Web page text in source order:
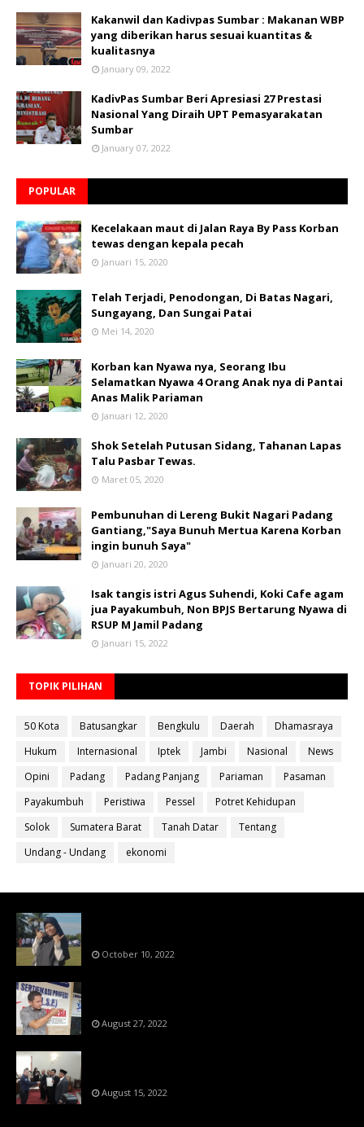
Kakanwil dan Kadivpas Sumbar : Makanan WBP
yang diberikan harus sesuai kuantitas &
kualitasnya
January 09, 2022
KadivPas Sumbar Beri Apresiasi 27 Prestasi
Nasional Yang Diraih UPT Pemasyarakatan
Sumbar
January 07, 2022
POPULAR
Kecelakaan maut di Jalan Raya By Pass Korban
tewas dengan kepala pecah
Januari 15, 2020
Telah Terjadi, Penodongan, Di Batas Nagari,
Sungayang, Dan Sungai Patai
Mei 14, 2020
Korban kan Nyawa nya, Seorang Ibu
Selamatkan Nyawa 4 Orang Anak nya di Pantai
Anas Malik Pariaman
Januari 12, 2020
Shok Setelah Putusan Sidang, Tahanan Lapas
Talu Pasbar Tewas.
Maret 05, 2020
Pembunuhan di Lereng Bukit Nagari Padang
Gantiang,"Saya Bunuh Mertua Karena Korban
ingin bunuh Saya"
Januari 20, 2020
Isak tangis istri Agus Suhendi, Koki Cafe agam
jua Payakumbuh, Non BPJS Bertarung Nyawa di
RSUP M Jamil Padang
Januari 15, 2022
TOPIK PILIHAN
50 Kota Batusangkar Bengkulu Daerah
Dhamasraya
Hukum
Internasional Iptek Jambi Nasional
News
Opini
Padang Padang Panjang Pariaman
Pasaman
Payakumbuh
Peristiwa Pessel
Potret Kehidupan
Solok
Sumatera Barat Tanah Datar
Tentang
Undang - Undang
ekonomi
October 10, 2022
August 27, 2022
August 15, 2022